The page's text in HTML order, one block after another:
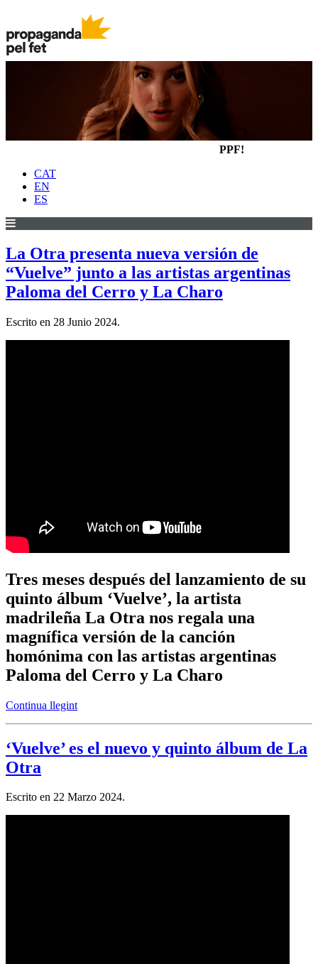
PPF!
CAT
EN
ES
La Otra presenta nueva versión de
“Vuelve” junto a las artistas argentinas
Paloma del Cerro y La Charo
Escrito en 28 Junio 2024.
Tres meses después del lanzamiento de su
quinto álbum ‘Vuelve’, la artista
madrileña La Otra nos regala una
magnífica versión de la canción
homónima con las artistas argentinas
Paloma del Cerro y La Charo
Continua llegint
‘Vuelve’ es el nuevo y quinto álbum de La
Otra
Escrito en 22 Marzo 2024.